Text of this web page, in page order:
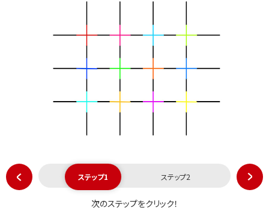
ステップ1 ステップ2
次のステップをクリック！